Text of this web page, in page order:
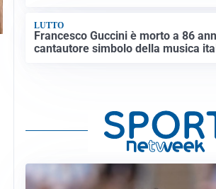
LUTTO
Francesco Guccini è morto a 86
cantautore simbolo della musica